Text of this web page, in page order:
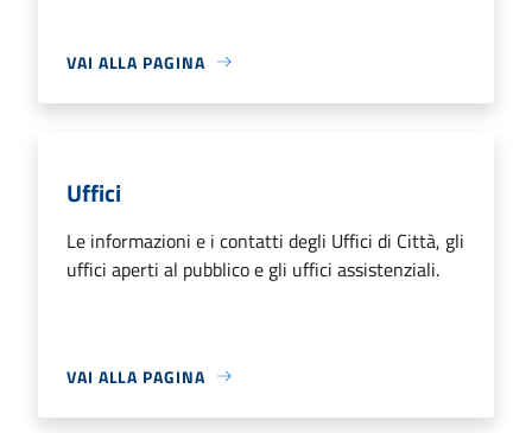
VAI ALLA PAGINA
Uffici
Le informazioni e i contatti degli Uffici di Città, gli
uffici aperti al pubblico e gli uffici assistenziali.
VAI ALLA PAGINA